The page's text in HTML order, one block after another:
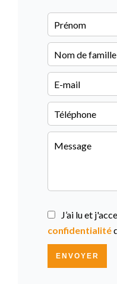
J’ai lu et
confidentialité
ENVOYER